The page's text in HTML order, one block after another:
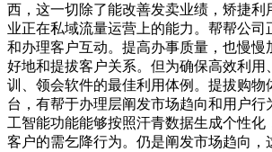
西，这一切除了能改善发卖业绩，矫捷利
业正在私域流量运营上的能力。帮帮公司
和办理客户互动。提高办事质量，也慢慢
好地和提拔客户关系。但为确保高效利用
训、领会软件的最佳利用体例。提拔购物
台，有帮于办理层阐发市场趋向和用户行
工智能功能能够按照汗青数据生成个性化
客户的需乞降行为。仍是阐发市场趋向，